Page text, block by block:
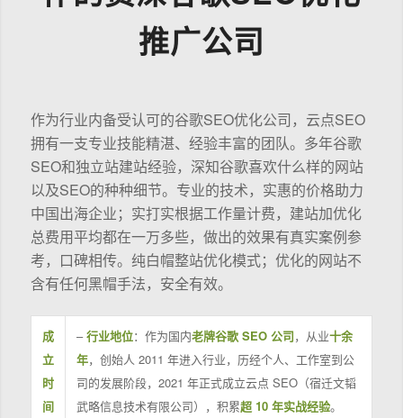
推广公司
作为行业内备受认可的谷歌SEO优化公司，云点SEO
拥有一支专业技能精湛、经验丰富的团队。多年谷歌
SEO和独立站建站经验，深知谷歌喜欢什么样的网站
以及SEO的种种细节。专业的技术，实惠的价格助力
中国出海企业；实打实根据工作量计费，建站加优化
总费用平均都在一万多些，做出的效果有真实案例参
考，口碑相传。纯白帽整站优化模式；优化的网站不
含有任何黑帽手法，安全有效。
成
立
时
间
–行业地位：作为国内老牌谷歌 SEO 公司，从业十余
年，创始人 2011 年进入行业，历经个人、工作室到公
司的发展阶段，2021 年正式成立云点 SEO（宿迁文韬
武略信息技术有限公司），积累超 10 年实战经验。